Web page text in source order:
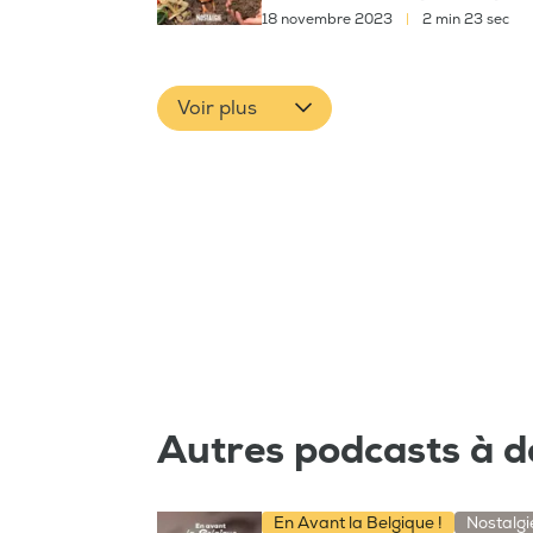
18 novembre 2023 | 2 min 23 sec
Voir plus
Autres podcasts à
En Avant la Belgique !